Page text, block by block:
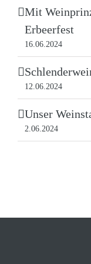
Mit
Erbeerfest
16.06.2024
12.06.2024
Unser
2.06.2024